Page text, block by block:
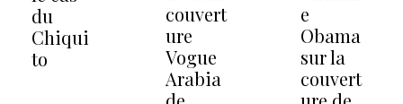
du
Chiqui
to
couvert
ure
Vogue
Arabia
e
Obama
sur la
couvert